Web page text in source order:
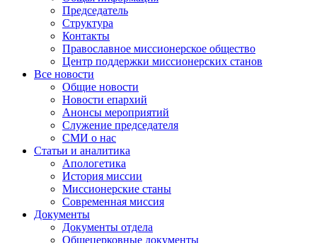
Председатель
Структура
Контакты
Православное миссионерское общество
Центр поддержки миссионерских станов
Все новости
Общие новости
Новости епархий
Анонсы мероприятий
Служение председателя
СМИ о нас
Статьи и аналитика
Апологетика
История миссии
Миссионерские станы
Современная миссия
Документы
Документы отдела
Общецерковные документы